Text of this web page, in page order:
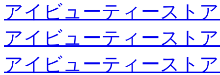
アイビューティースト
アイビューティースト
アイビューティースト